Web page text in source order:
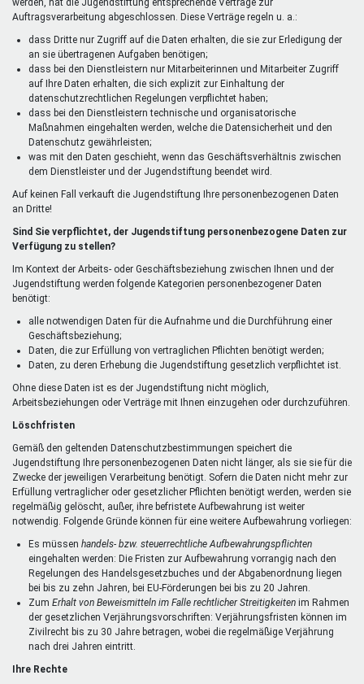
Auftragsverarbeitung abgeschlossen. Diese Verträge regeln u. a.:
dass Dritte nur Zugriff auf die Daten erhalten, die sie zur Erledigung der
an sie übertragenen Aufgaben benötigen;
dass bei den Dienstleistern nur Mitarbeiterinnen und Mitarbeiter Zugriff
auf Ihre Daten erhalten, die sich explizit zur Einhaltung der
datenschutzrechtlichen Regelungen verpflichtet haben;
dass bei den Dienstleistern technische und organisatorische
Maßnahmen eingehalten werden, welche die Datensicherheit und den
Datenschutz gewährleisten;
was mit den Daten geschieht, wenn das Geschäftsverhältnis zwischen
dem Dienstleister und der Jugendstiftung beendet wird.
Auf keinen Fall verkauft die Jugendstiftung Ihre personenbezogenen Daten
an Dritte!
Sind Sie verpflichtet, der Jugendstiftung personenbezogene Daten zur
Verfügung zu stellen?
Im Kontext der Arbeits- oder Geschäftsbeziehung zwischen Ihnen und der
Jugendstiftung werden folgende Kategorien personenbezogener Daten
benötigt:
alle notwendigen Daten für die Aufnahme und die Durchführung einer
Geschäftsbeziehung;
Daten, die zur Erfüllung von vertraglichen Pflichten benötigt werden;
Daten, zu deren Erhebung die Jugendstiftung gesetzlich verpflichtet ist.
Ohne diese Daten ist es der Jugendstiftung nicht möglich,
Arbeitsbeziehungen oder Verträge mit Ihnen einzugehen oder durchzuführen.
Löschfristen
Gemäß den geltenden Datenschutzbestimmungen speichert die
Jugendstiftung Ihre personenbezogenen Daten nicht länger, als sie sie für die
Zwecke der jeweiligen Verarbeitung benötigt. Sofern die Daten nicht mehr zur
Erfüllung vertraglicher oder gesetzlicher Pflichten benötigt werden, werden sie
regelmäßig gelöscht, außer, ihre befristete Aufbewahrung ist weiter
notwendig. Folgende Gründe können für eine weitere Aufbewahrung vorliegen:
Es müssen handels- bzw. steuerrechtliche Aufbewahrungspflichten
eingehalten werden: Die Fristen zur Aufbewahrung vorrangig nach den
Regelungen des Handelsgesetzbuches und der Abgabenordnung liegen
bei bis zu zehn Jahren, bei EU-Förderungen bei bis zu 20 Jahren.
Zum Erhalt von Beweismitteln im Falle rechtlicher Streitigkeiten im Rahmen
der gesetzlichen Verjährungsvorschriften: Verjährungsfristen können im
Zivilrecht bis zu 30 Jahre betragen, wobei die regelmäßige Verjährung
nach drei Jahren eintritt.
Ihre Rechte